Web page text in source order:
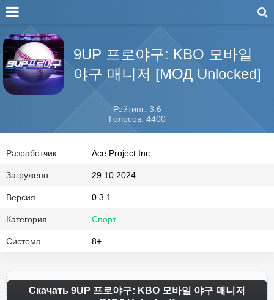
9UP 프로야구: KBO 모바일
야구 매니저 [МОД Unlocked]
Рейтинг: 3.6
Голосов: 4400
Разработчик Ace Project Inc.
Загружено 29.10.2024
Версия 0.3.1
Категория Спорт
Система 8+
Скачать 9UP 프로야구: KBO 모바일 야구 매니저